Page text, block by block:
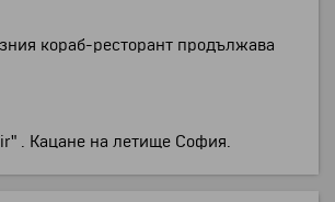
кораб-ресторант продължава
. Кацане на летище София.